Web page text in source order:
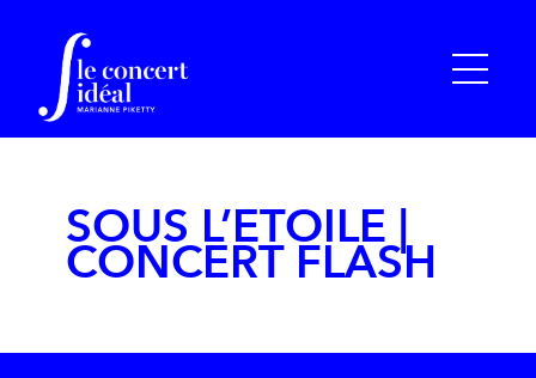
SOUS L’ETOILE |
CONCERT FLASH